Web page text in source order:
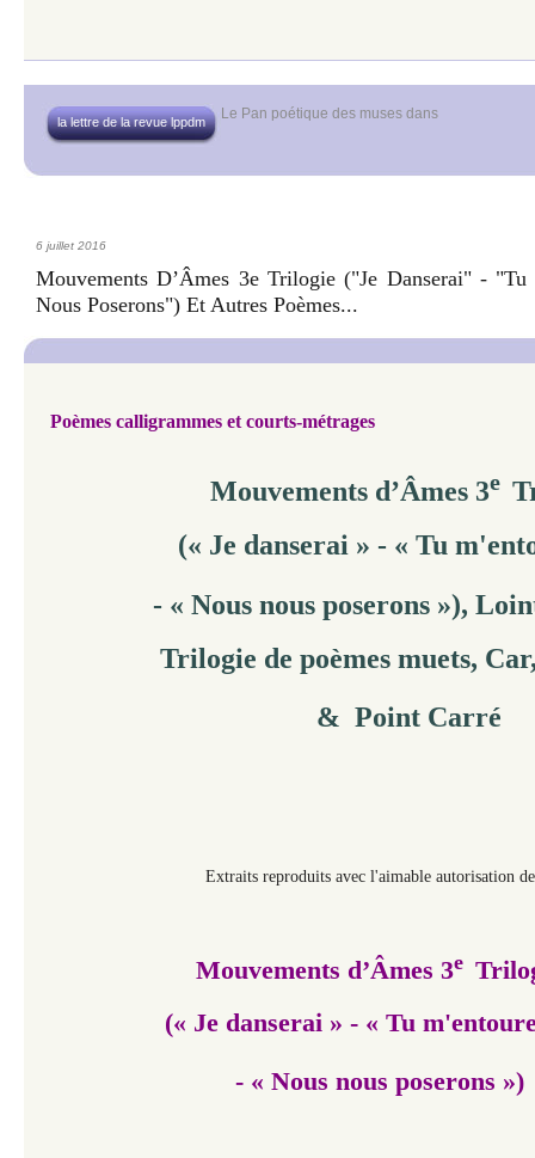
Le Pan poétique des muses dans
la lettre de la revue lppdm
6 juillet 2016
Mouvements D’Âmes 3e Trilogie ("Je Danserai" -
Nous Poserons") Et Autres Poèmes...
Poèmes calligrammes et courts-métrages
Mouvements d’Âmes 3e
(« Je danserai » - « Tu
- « Nous nous poserons »),
Trilogie de poèmes muets,
& Point Carré
Extraits reproduits avec l'aimable autorisation
Mouvements d’Âmes 3e
(« Je danserai » - « Tu
- « Nous nous poserons »)